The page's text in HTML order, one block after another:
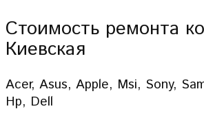
Стоимость ремонта
Киевская
Acer, Asus, Apple, Msi, Sony,
Hp, Dell